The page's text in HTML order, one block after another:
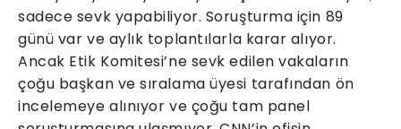
sadece sevk yapabiliyor. Soruşturma için 89
günü var ve aylık toplantılarla karar alıyor.
Ancak Etik Komitesi’ne sevk edilen vakaların
çoğu başkan ve sıralama üyesi tarafından ön
incelemeye alınıyor ve çoğu tam panel